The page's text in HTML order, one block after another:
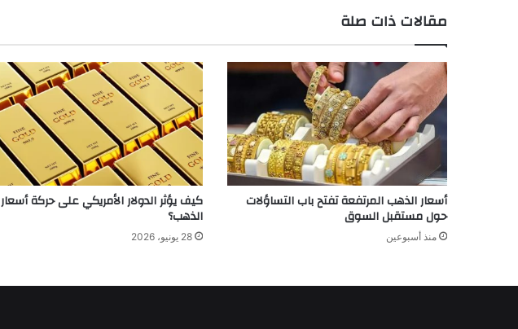
مقالات ذات صلة
أسعار الذهب المرتفعة تفتح باب التساؤلات
حول مستقبل السوق
منذ أسبوعين
كيف يؤثر الدولار الأمريكي على حركة أسعار
الذهب؟
28 يونيو، 2026